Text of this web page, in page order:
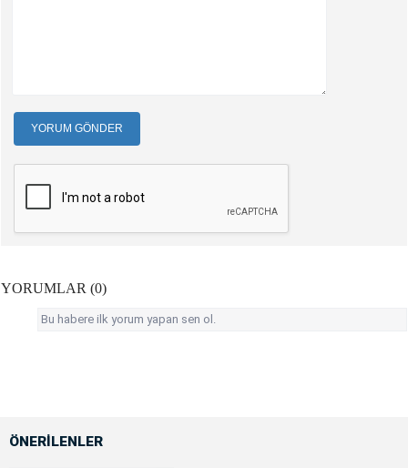
YORUM GÖNDER
YORUMLAR (0)
Bu habere ilk yorum yapan sen ol.
ÖNERİLENLER